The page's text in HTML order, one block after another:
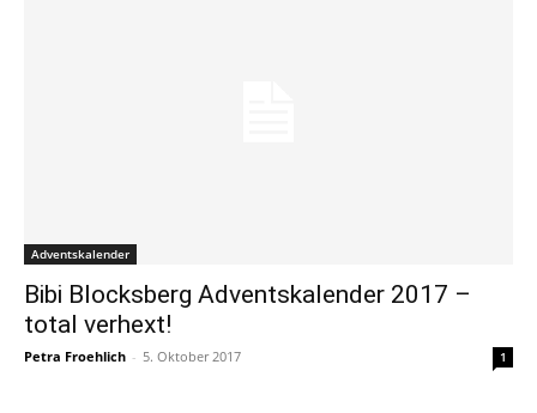
Adventskalender
Bibi Blocksberg Adventskalender 2017 –
total verhext!
Petra Froehlich - 5. Oktober 2017 1